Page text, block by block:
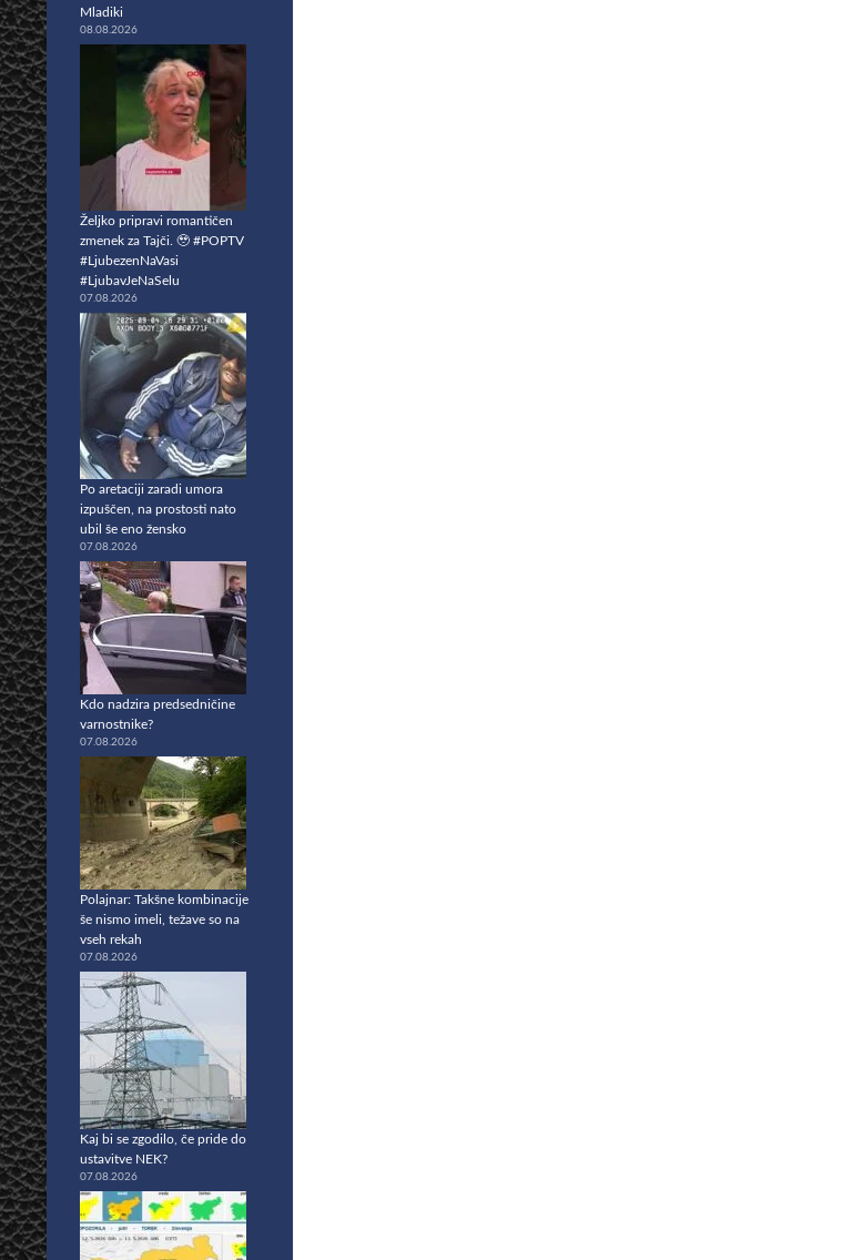
Mladiki
08.08.2026
Željko pripravi romantičen
zmenek za Tajči. 🥹 #POPTV
#LjubezenNaVasi
#LjubavJeNaSelu
07.08.2026
Po aretaciji zaradi umora
izpuščen, na prostosti nato
ubil še eno žensko
07.08.2026
Kdo nadzira predsedničine
varnostnike?
07.08.2026
Polajnar: Takšne kombinacije
še nismo imeli, težave so na
vseh rekah
07.08.2026
Kaj bi se zgodilo, če pride do
ustavitve NEK?
07.08.2026